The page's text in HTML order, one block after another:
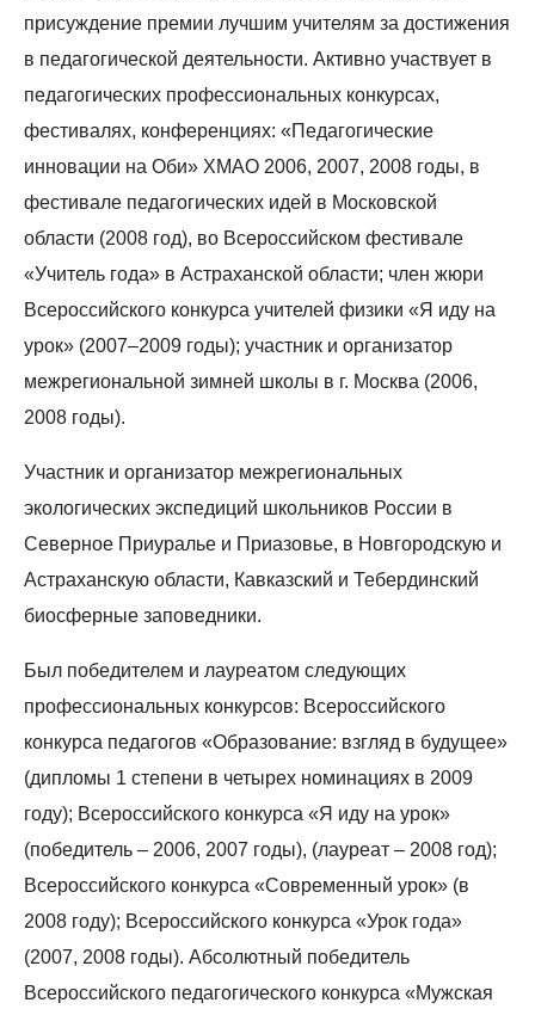
присуждение премии лучшим учителям за достижения
в педагогической деятельности. Активно участвует в
педагогических профессиональных конкурсах,
фестивалях, конференциях: «Педагогические
инновации на Оби» ХМАО 2006, 2007, 2008 годы, в
фестивале педагогических идей в Московской
области (2008 год), во Всероссийском фестивале
«Учитель года» в Астраханской области; член жюри
Всероссийского конкурса учителей физики «Я иду на
урок» (2007–2009 годы); участник и организатор
межрегиональной зимней школы в г. Москва (2006,
2008 годы).
Участник и организатор межрегиональных
экологических экспедиций школьников России в
Северное Приуралье и Приазовье, в Новгородскую и
Астраханскую области, Кавказский и Тебердинский
биосферные заповедники.
Был победителем и лауреатом следующих
профессиональных конкурсов: Всероссийского
конкурса педагогов «Образование: взгляд в будущее»
(дипломы 1 степени в четырех номинациях в 2009
году); Всероссийского конкурса «Я иду на урок»
(победитель – 2006, 2007 годы), (лауреат – 2008 год);
Всероссийского конкурса «Современный урок» (в
2008 году); Всероссийского конкурса «Урок года»
(2007, 2008 годы). Абсолютный победитель
Всероссийского педагогического конкурса «Мужская